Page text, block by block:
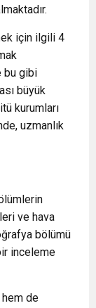
için ilgili 4
bu gibi
büyük
kurumları
uzmanlık
ve hava
bölümü
inceleme
de